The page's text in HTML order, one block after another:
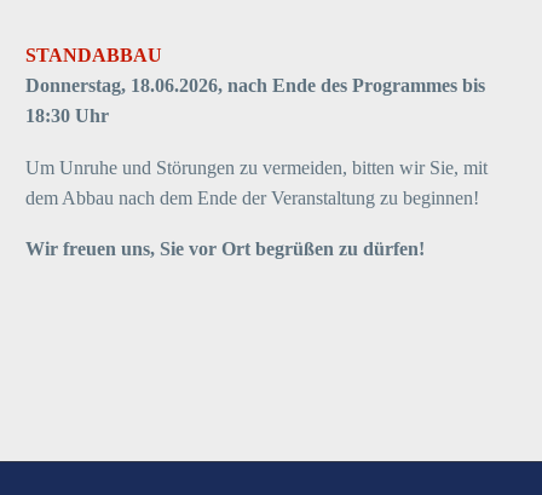
STANDABBAU
Donnerstag, 18.06.2026, nach Ende des Programmes bis
18:30 Uhr
Um Unruhe und Störungen zu vermeiden, bitten wir Sie, mit
dem Abbau nach dem Ende der Veranstaltung zu beginnen!
Wir freuen uns, Sie vor Ort begrüßen zu dürfen!